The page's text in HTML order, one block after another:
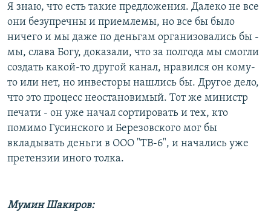
Я знаю, что есть такие предложения. Далеко не все
они безупречны и приемлемы, но все бы было
ничего и мы даже по деньгам организовались бы -
мы, слава Богу, доказали, что за полгода мы смогли
создать какой-то другой канал, нравился он кому-
то или нет, но инвесторы нашлись бы. Другое дело,
что это процесс неостановимый. Тот же министр
печати - он уже начал сортировать и тех, кто
помимо Гусинского и Березовского мог бы
вкладывать деньги в ООО "ТВ-6", и начались уже
претензии иного толка.
Мумин Шакиров: